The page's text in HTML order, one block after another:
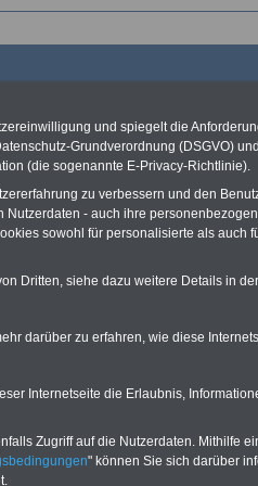
Dienst zur Verfügung. Hier finden Sie
Fragen und Themen im
und spiegelt die
Grundverordnung (DSGVO)
(die sogenannte E-Privacy-Richtlinie).
zu verbessern und den
- auch ihre
sowohl für personalisierte als auch
Dritten, siehe dazu weitere Details in der
darüber zu erfahren, wie diese
Internetseite die Erlaubnis,
Zugriff auf die Nutzerdaten. Mithilfe
" können Sie sich darüber